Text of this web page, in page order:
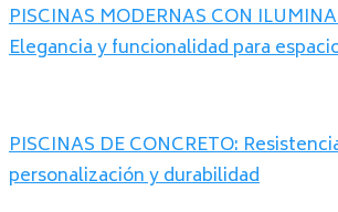
PISCINAS MODERNAS CON
Elegancia y funcionalidad para
PISCINAS DE CONCRETO:
personalización y durabilidad